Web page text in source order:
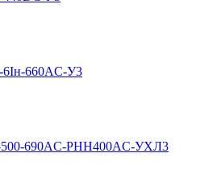
6Iн-660AC-У3
500-690AC-РНН400AC-УХЛ3